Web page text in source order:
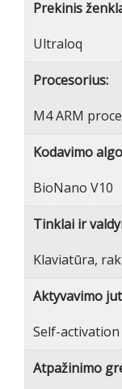
Prekinis
Ultraloq
Procesorius:
M4 ARM
Kodavimo
BioNano V10
Tinklai ir
Klaviatūra,
Aktyvavimo
Self-activation
Atpažinimo